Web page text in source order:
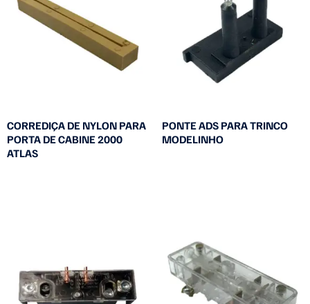
CORREDIÇA DE NYLON PARA
PORTA DE CABINE 2000
ATLAS
PONTE ADS PARA TRINCO
MODELINHO